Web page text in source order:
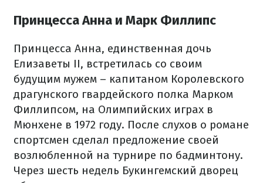
Принцесса Анна и Марк Филлипс
Принцесса Анна, единственная дочь
Елизаветы II, встретилась со своим
будущим мужем – капитаном Королевского
драгунского гвардейского полка Марком
Филлипсом, на Олимпийских играх в
Мюнхене в 1972 году. После слухов о романе
спортсмен сделал предложение своей
возлюбленной на турнире по бадминтону.
Через шесть недель Букингемский дворец